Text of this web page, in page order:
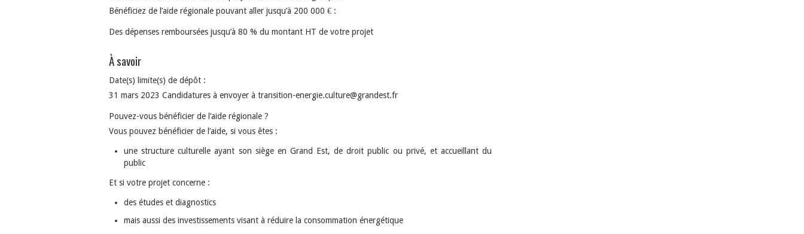
Bénéficiez de l’aide régionale pouvant aller jusqu’à 200 000 € :
Des dépenses remboursées jusqu’à 80 % du montant HT de votre projet
À savoir
Date(s) limite(s) de dépôt :
31 mars 2023 Candidatures à envoyer à transition-energie.culture@grandest.fr
Pouvez-vous bénéficier de l’aide régionale ?
Vous pouvez bénéficier de l’aide, si vous êtes :
une structure culturelle ayant son siège en Grand Est, de droit public ou privé, et accueillant du
public
Et si votre projet concerne :
des études et diagnostics
mais aussi des investissements visant à réduire la consommation énergétique